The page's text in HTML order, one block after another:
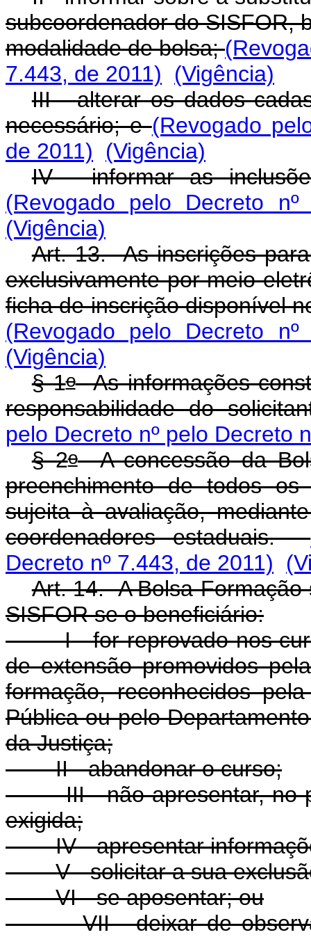
subcoordenador do SISFOR,
modalidade de bolsa;
7.443, de 2011)
(Vigência)
III - alterar os dados
necessário; e(Revogado
de 2011)
(Vigência)
IV - informar as
(Revogado pelo Decreto
(Vigência)
Art. 13. As inscrições
exclusivamente por meio
ficha de inscrição disponível
(Revogado pelo Decreto
(Vigência)
§ 1oAs informações
responsabilidade do
pelo Decreto nº pelo Decreto
§ 2oA concessão da
preenchimento de todos
sujeita à avaliação,
coordenadores estaduais.
Decreto nº 7.443, de 2011)
Art. 14. A Bolsa-Formação
SISFOR se o beneficiário:
I - for reprovado nos
de extensão promovidos
formação, reconhecidos
Pública ou pelo
da Justiça;
II - abandonar o curso;
III - não apresentar, no
exigida;
IV - apresentar
V - solicitar a sua
VI - se aposentar; ou
VII - deixar de observar,